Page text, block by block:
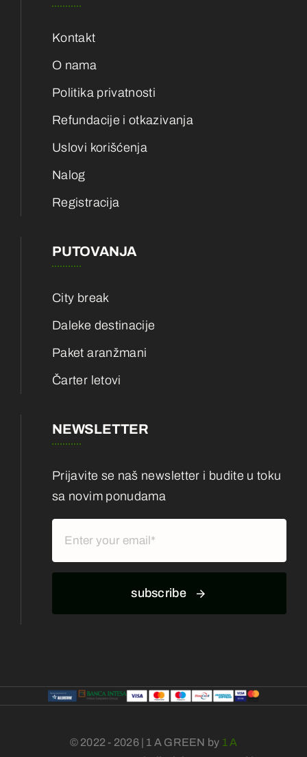
Kontakt
O nama
Politika privatnosti
Refundacije i otkazivanja
Uslovi korišćenja
Nalog
Registracija
PUTOVANJA
City break
Daleke destinacije
Paket aranžmani
Čarter letovi
NEWSLETTER
Prijavite se naš newsletter i budite u toku
sa novim ponudama
subscribe
© 2022 - 2026 | 1 A GREEN by 1 A